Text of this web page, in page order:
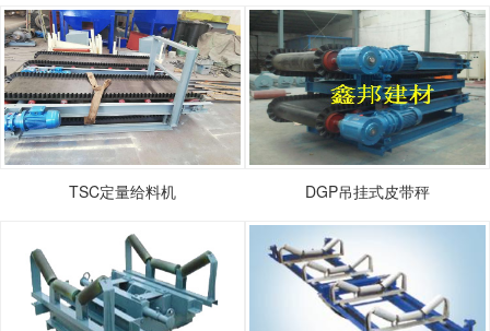
TSC定量给料机 DGP吊挂式皮带秤